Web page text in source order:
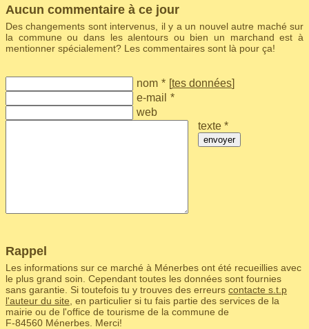
Aucun commentaire à ce jour
Des changements sont intervenus, il y a un nouvel autre maché sur
la commune ou dans les alentours ou bien un marchand est à
mentionner spécialement? Les commentaires sont là pour ça!
nom * [tes données]
e-mail *
web
texte *
envoyer
Rappel
Les informations sur ce marché à Ménerbes ont été recueillies avec
le plus grand soin. Cependant toutes les données sont fournies
sans garantie. Si toutefois tu y trouves des erreurs contacte s.t.p
l'auteur du site , en particulier si tu fais partie des services de la
mairie ou de l'office de tourisme de la commune de
F‑84560 Ménerbes. Merci!